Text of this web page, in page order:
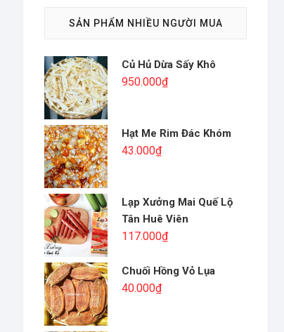
SẢN PHẨM NHIỀU NGƯỜI MUA
Củ Hủ Dừa Sấy Khô
950.000₫
Hạt Me Rim Đác Khóm
43.000₫
Lạp Xưởng Mai Quế Lộ
Tân Huê Viên
117.000₫
Chuối Hồng Vỏ Lụa
40.000₫